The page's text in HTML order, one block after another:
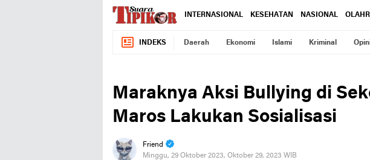
INTERNASIONAL KESEHATAN NASIONAL
INDEKS Daerah Ekonomi Islami Kriminal
Maraknya Aksi Bullying di
Maros Lakukan Sosialisasi
Friend
Minggu, 29 Oktober 2023, Oktober 29, 2023 WIB